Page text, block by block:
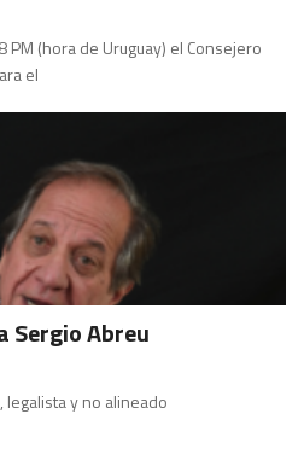
PM (hora de Uruguay) el Consejero
el
Sergio Abreu
legalista y no alineado